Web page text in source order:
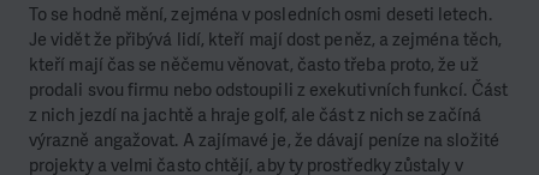
To se hodně mění, zejména v posledních osmi deseti letech.
Je vidět že přibývá lidí, kteří mají dost peněz, a zejména těch,
kteří mají čas se něčemu věnovat, často třeba proto, že už
prodali svou firmu nebo odstoupili z exekutivních funkcí. Část
z nich jezdí na jachtě a hraje golf, ale část z nich se začíná
výrazně angažovat. A zajímavé je, že dávají peníze na složité
projekty a velmi často chtějí, aby ty prostředky zůstaly v